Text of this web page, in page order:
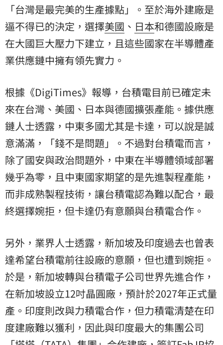
「台灣是最完美的生產據點」。至於海外建廠是
逼不得已的決定，選擇美國 、 日本和德國設廠是
在大國巨大壓力下建立，且這些國家在半導體產
業供應鏈中擁有領先實力。
根據《DigiTimes》報導，台積電目前已確定未
來在台灣、美國、日本與德國擴張產能。據供應
鏈人士透露，中東多國尤其是卡達，可以說是誠
意滿滿，「錢不是問題」。不過對台積電而言，
除了國安與政治問題外，中東在半導體領域部署
幾乎為零，且中東國家期望的是先進製程產能，
而非成熟製程技術，讓台積電認為難以配合，最
終選擇婉拒，但卡達仍有意願與台積電合作。
另外，業界人士透露，新加坡及印度過去也曾表
達希望台積電前往設廠的意願，但也遭到婉拒。
於是，新加坡轉與台積電子公司世界先進合作，
在新加坡設立12吋晶圓廠，預計於2027年正式量
產。印度則改與力積電合作，但力積電清楚在印
度建廠難以獲利，因此與印度最大的集團公司